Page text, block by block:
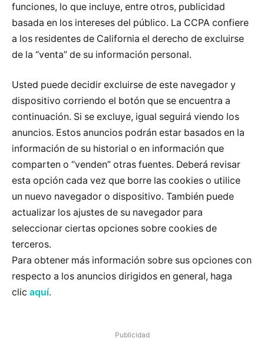
funciones, lo que incluye, entre otros, publicidad
basada en los intereses del público. La CCPA confiere
a los residentes de California el derecho de excluirse
de la “venta” de su información personal.
Usted puede decidir excluirse de este navegador y
dispositivo corriendo el botón que se encuentra a
continuación. Si se excluye, igual seguirá viendo los
anuncios. Estos anuncios podrán estar basados en la
información de su historial o en información que
comparten o “venden” otras fuentes. Deberá revisar
esta opción cada vez que borre las cookies o utilice
un nuevo navegador o dispositivo. También puede
actualizar los ajustes de su navegador para
seleccionar ciertas opciones sobre cookies de
terceros.
Para obtener más información sobre sus opciones con
respecto a los anuncios dirigidos en general, haga
clic aquí.
Publicidad